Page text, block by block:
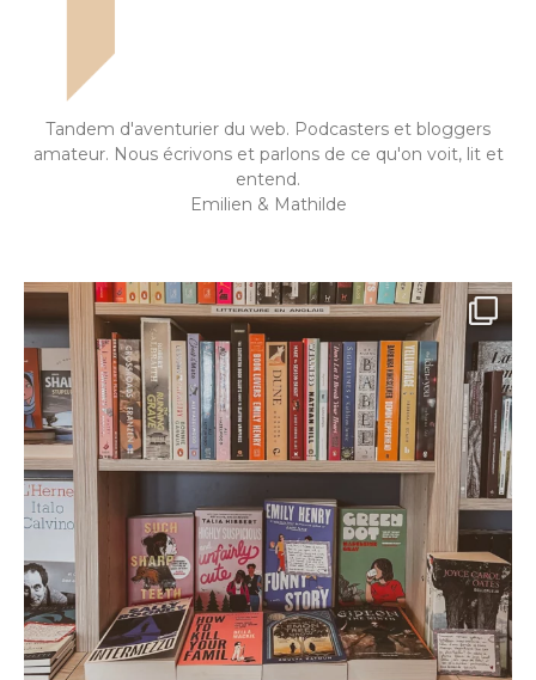
Tandem d'aventurier du web. Podcasters et bloggers
amateur. Nous écrivons et parlons de ce qu'on voit, lit et
entend.
Emilien & Mathilde